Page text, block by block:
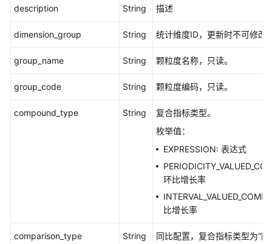
description String 描述
dimension_group String 统计维度ID，更新时不可修改
group_name String 颗粒度名称，只读。
group_code String 颗粒度编码，只读。
compound_type String
复合指标类型。
枚举值：
EXPRESSION: 表达式
环比增长率
比增长率
comparison_type String 同比配置，复合指标类型为“同